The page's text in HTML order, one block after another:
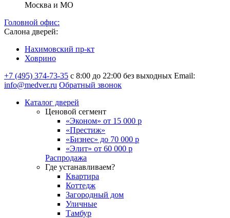
Москва и МО
Головной офис:
Салона дверей:
Нахимовский пр-кт
Ховрино
+7 (495) 374-73-35 с 8:00 до 22:00 без выходных Email:
info@medver.ru Обратный звонок
Каталог дверей
Ценовой сегмент
«Эконом» от 15 000 р
«Престиж»
«Бизнес» до 70 000 р
«Элит» от 60 000 р
Распродажа
Где устанавливаем?
Квартира
Коттедж
Загородный дом
Уличные
Тамбур